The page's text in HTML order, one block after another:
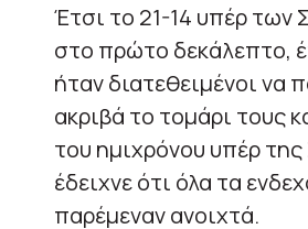
Έτσι το 21-14 υπέρ των
στο πρώτο δεκάλεπτο,
ήταν διατεθειμένοι να
ακριβά το τομάρι τους
του ημιχρόνου υπέρ της
έδειχνε ότι όλα τα
παρέμεναν ανοιχτά.